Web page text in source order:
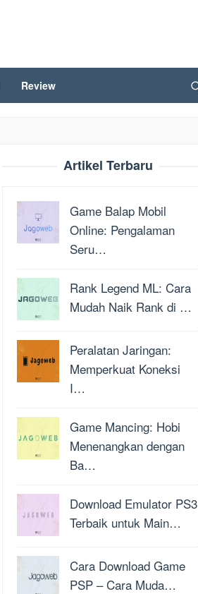
Review
Artikel Terbaru
Game Balap Mobil
Online: Pengalaman
Seru…
Rank Legend ML: Cara
Mudah Naik Rank di …
Peralatan Jaringan:
Memperkuat Koneksi
I…
Game Mancing: Hobi
Menenangkan dengan
Ba…
Download Emulator PS3
Terbaik untuk Main…
Cara Download Game
PSP – Cara Muda…